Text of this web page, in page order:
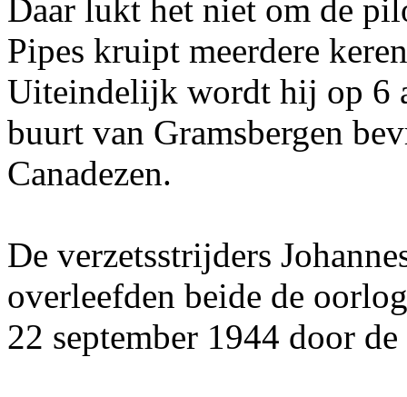
Daar lukt het niet om de
Pipes kruipt meerdere
Uiteindelijk wordt hij op 6
buurt van Gramsbergen
Canadezen.
De verzetsstrijders
overleefden beide de
22 september 1944 door